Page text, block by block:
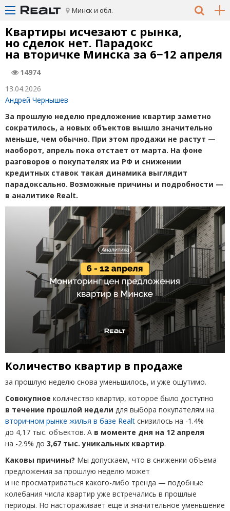
Минск и обл.
Квартиры исчезают с рынка,
но сделок нет. Парадокс
на вторичке Минска за 6−12 апреля
14974
13.04.2026
Андрей Чернышев
За прошлую неделю предложение квартир заметно
сократилось, а новых объектов вышло значительно
меньше, чем обычно. При этом продажи не растут —
наоборот, апрель пока отстает от марта. На фоне
разговоров о покупателях из РФ и снижении
кредитных ставок такая динамика выглядит
парадоксально. Возможные причины и подробности —
в аналитике Realt.
Количество квартир в продаже
за прошлую неделю снова уменьшилось, и уже ощутимо.
Совокупное количество квартир, которое было доступно
в течение прошлой недели для выбора покупателям на
вторичном рынке жилья в базе Realt снизилось на -1.4%
до 4,17 тыс. объектов. А в моменте дня на 12 апреля
на -2.9% до 3,67 тыс. уникальных квартир.
Каковы причины? Мы допускаем, что в снижении объема
предложения за прошлую неделю может
и не просматриваться какого-либо тренда — подобные
колебания числа квартир уже встречались в прошлые
периоды. Но настораживает еще и значительное уменьшение